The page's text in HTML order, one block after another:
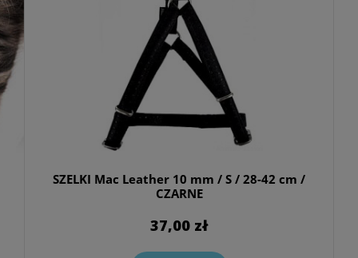
SZELKI Mac Leather 10 mm / S / 28-42 cm /
CZARNE
37,00 zł